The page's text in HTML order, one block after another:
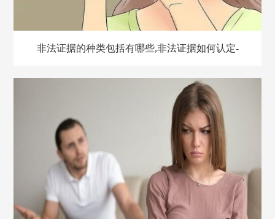
非法证据的种类包括有哪些,非法证据如何认定-